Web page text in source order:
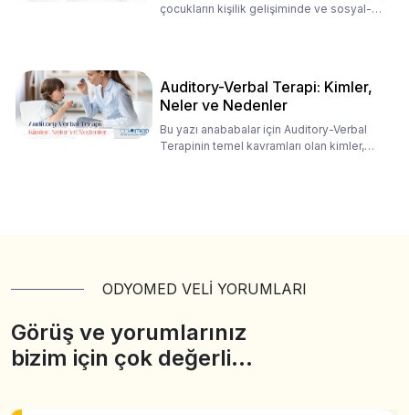
çocukların kişilik gelişiminde ve sosyal-
Auditory-Verbal Terapi: Kimler,
Neler ve Nedenler
Bu yazı anababalar için Auditory-Verbal
Terapinin temel kavramları olan kimler,
ODYOMED VELİ YORUMLARI
Görüş ve yorumlarınız
bizim için çok değerli…